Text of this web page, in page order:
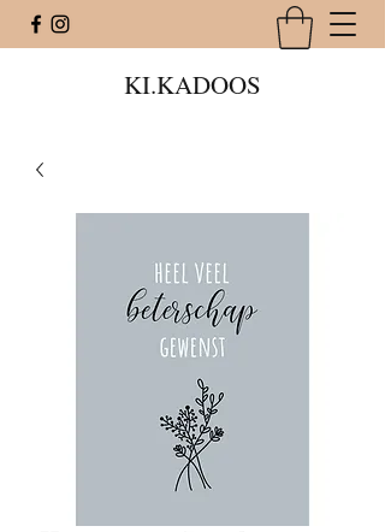
KI.KADOOS